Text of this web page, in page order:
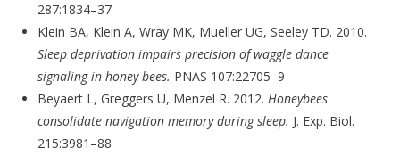
287:1834–37
Klein BA, Klein A, Wray MK, Mueller UG, Seeley TD. 2010.
Sleep deprivation impairs precision of waggle dance
signaling in honey bees. PNAS 107:22705–9
Beyaert L, Greggers U, Menzel R. 2012.Honeybees
consolidate navigation memory during sleep. J. Exp. Biol.
215:3981–88